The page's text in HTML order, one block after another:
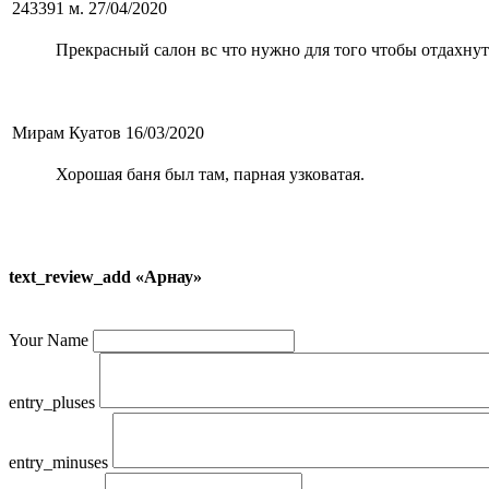
243391 м. 27/04/2020
Прекрасный салон вс что нужно для того чтобы
Мирам Куатов 16/03/2020
Хорошая баня был там, парная узковатая.
text_review_add «Арнау»
Your Name
entry_pluses
entry_minuses